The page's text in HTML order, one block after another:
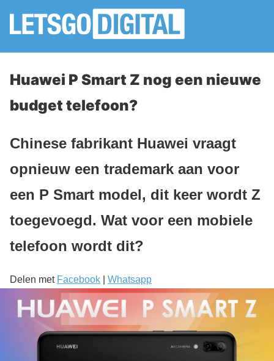
Huawei P Smart Z nog een nieuwe
budget telefoon?
Chinese fabrikant Huawei vraagt
opnieuw een trademark aan voor
een P Smart model, dit keer wordt Z
toegevoegd. Wat voor een mobiele
telefoon wordt dit?
Delen met Facebook Whatsapp